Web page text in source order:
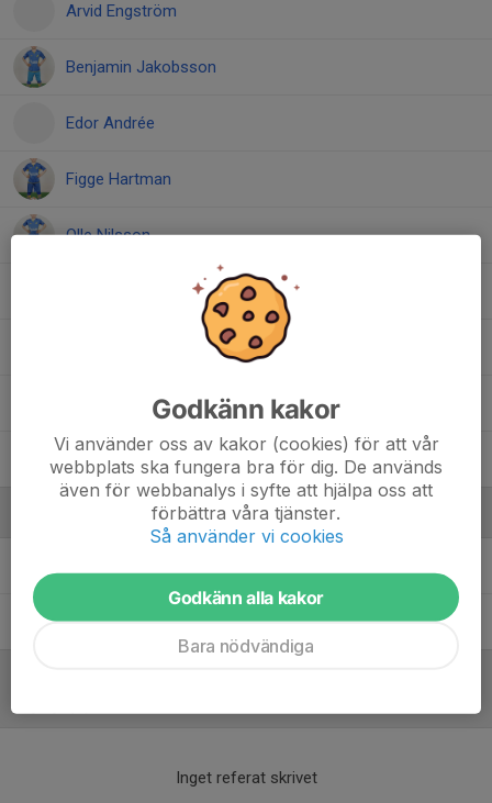
Arvid Engström
Benjamin Jakobsson
Edor Andrée
Figge Hartman
Olle Nilsson
Trond Norkyn
Zidan Javed
Per HartmanMaterialansvarig/hjälptränare
Inget referat skrivet
Godkänn kakor
Vi använder oss av kakor (cookies) för att vår
webbplats ska fungera bra för dig. De används
även för webbanalys i syfte att hjälpa oss att
förbättra våra tjänster.
Så använder vi cookies
Godkänn alla kakor
Bara nödvändiga